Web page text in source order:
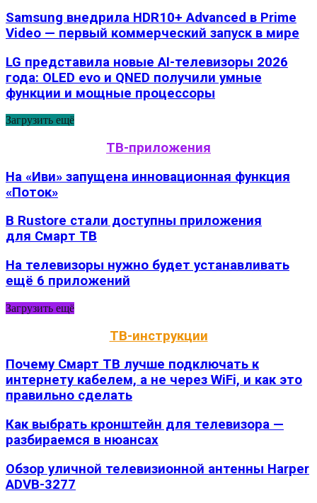
Samsung внедрила HDR10+ Advanced в Prime
Video — первый коммерческий запуск в мире
LG представила новые AI-телевизоры 2026
года: OLED evo и QNED получили умные
функции и мощные процессоры
Загрузить ещё
ТВ-приложения
На «Иви» запущена инновационная функция
«Поток»
В Rustore стали доступны приложения
для Смарт ТВ
На телевизоры нужно будет устанавливать
ещё 6 приложений
Загрузить ещё
ТВ-инструкции
Почему Смарт ТВ лучше подключать к
интернету кабелем, а не через WiFi, и как это
правильно сделать
Как выбрать кронштейн для телевизора —
разбираемся в нюансах
Обзор уличной телевизионной антенны Harper
ADVB-3277